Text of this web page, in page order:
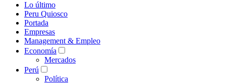
Lo último
Peru Quiosco
Portada
Empresas
Management & Empleo
Economía
Mercados
Perú
Política